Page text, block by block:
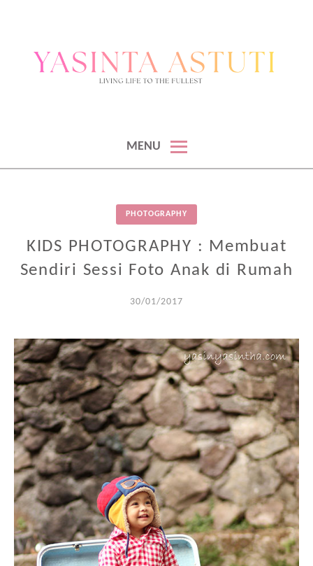
MENU
PHOTOGRAPHY
KIDS PHOTOGRAPHY : Membuat
Sendiri Sessi Foto Anak di Rumah
30/01/2017